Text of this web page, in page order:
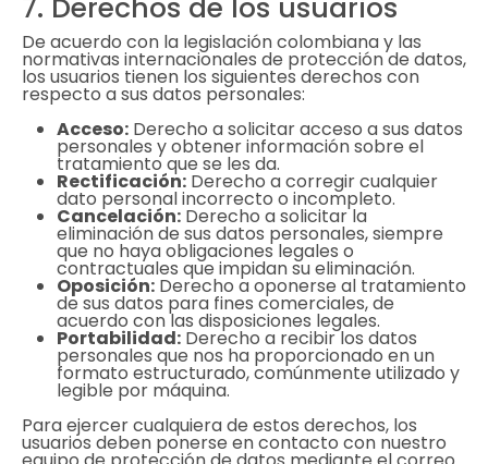
7. Derechos de los usuarios
De acuerdo con la legislación colombiana y las
normativas internacionales de protección de datos,
los usuarios tienen los siguientes derechos con
respecto a sus datos personales:
Acceso: Derecho a solicitar acceso a sus datos
personales y obtener información sobre el
tratamiento que se les da.
Rectificación: Derecho a corregir cualquier
dato personal incorrecto o incompleto.
Cancelación: Derecho a solicitar la
eliminación de sus datos personales, siempre
que no haya obligaciones legales o
contractuales que impidan su eliminación.
Oposición: Derecho a oponerse al tratamiento
de sus datos para fines comerciales, de
acuerdo con las disposiciones legales.
Portabilidad: Derecho a recibir los datos
personales que nos ha proporcionado en un
formato estructurado, comúnmente utilizado y
legible por máquina.
Para ejercer cualquiera de estos derechos, los
usuarios deben ponerse en contacto con nuestro